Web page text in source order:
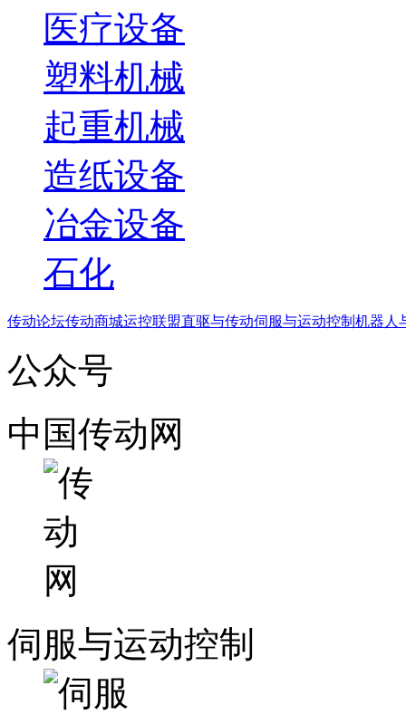
医疗设备
塑料机械
起重机械
造纸设备
冶金设备
石化
传动论坛传动商城运控联盟直驱与传动伺服与运动控制 机器人
公众号
中国传动网
伺服与运动控制